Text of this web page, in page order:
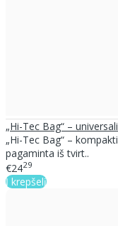
„Hi-Tec Bag“ –
„Hi-Tec Bag“ –
pagaminta iš tvirt..
€2429
Į krepšelį